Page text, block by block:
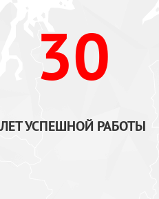
30
ЛЕТ УСПЕШНОЙ РАБОТЫ